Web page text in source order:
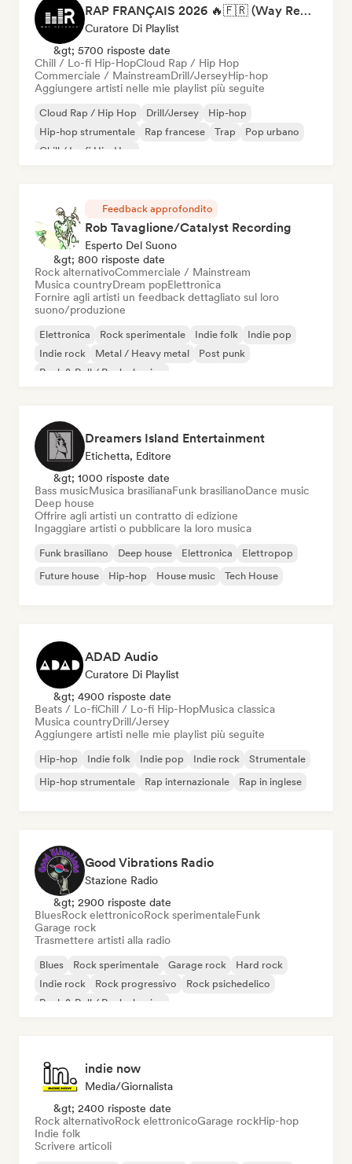
RAP FRANÇAIS 2026 🔥🇫🇷 (Way Records)
Curatore Di Playlist
&gt; 5700 risposte date
Chill / Lo-fi Hip-HopCloud Rap / Hip Hop
Commerciale / MainstreamDrill/JerseyHip-hop
Aggiungere artisti nelle mie playlist più seguite
Cloud Rap / Hip Hop Drill/Jersey
Hip-hop
Hip-hop strumentale
Rap francese Trap
Pop urbano
Chill / Lo-fi Hip-Hop
Feedback approfondito
Rob Tavaglione/Catalyst Recording
Esperto Del Suono
&gt; 800 risposte date
Rock alternativoCommerciale / Mainstream
Musica countryDream popElettronica
Fornire agli artisti un feedback dettagliato sul loro
suono/produzione
Elettronica Rock sperimentale Indie folk
Indie pop
Indie rock
Metal / Heavy metal
Post punk
Rock & Roll / Rock classico
Dreamers Island Entertainment
Etichetta, Editore
&gt; 1000 risposte date
Bass musicMusica brasilianaFunk brasilianoDance music
Deep house
Offrire agli artisti un contratto di edizione
Ingaggiare artisti o pubblicare la loro musica
Funk brasiliano Deep house Elettronica
Elettropop
Future house
Hip-hop House music Tech House
ADAD Audio
Curatore Di Playlist
&gt; 4900 risposte date
Beats / Lo-fiChill / Lo-fi Hip-HopMusica classica
Musica countryDrill/Jersey
Aggiungere artisti nelle mie playlist più seguite
Hip-hop Indie folk Indie pop Indie rock
Strumentale
Hip-hop strumentale
Rap internazionale Rap in inglese
Good Vibrations Radio
Stazione Radio
&gt; 2900 risposte date
BluesRock elettronicoRock sperimentaleFunk
Garage rock
Trasmettere artisti alla radio
Blues Rock sperimentale Garage rock
Hard rock
Indie rock
Rock progressivo
Rock psichedelico
Rock & Roll / Rock classico
indie now
Media/Giornalista
&gt; 2400 risposte date
Rock alternativoRock elettronicoGarage rockHip-hop
Indie folk
Scrivere articoli